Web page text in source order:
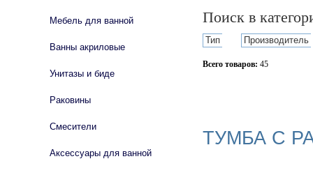
Поиск в
Тип Производитель
Всего товаров: 45
ТУМБА С
Мебель для ванной
Ванны акриловые
Унитазы и биде
Раковины
Смесители
Аксессуары для ванной